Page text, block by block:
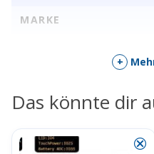
MARKE
+
Das könnte dir
⮿